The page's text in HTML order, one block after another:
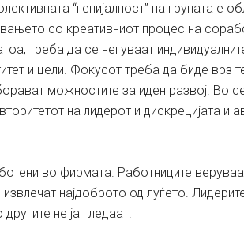
“генијалност” на групата е
со креативниот процес на
треба да се негуваат
и цели. Фокусот треба да биде врз
можностите за иден развој. Во
на лидерот и дискрецијата и
во фирмата. Работниците
најдоброто од луѓето.
не ја гледаат.